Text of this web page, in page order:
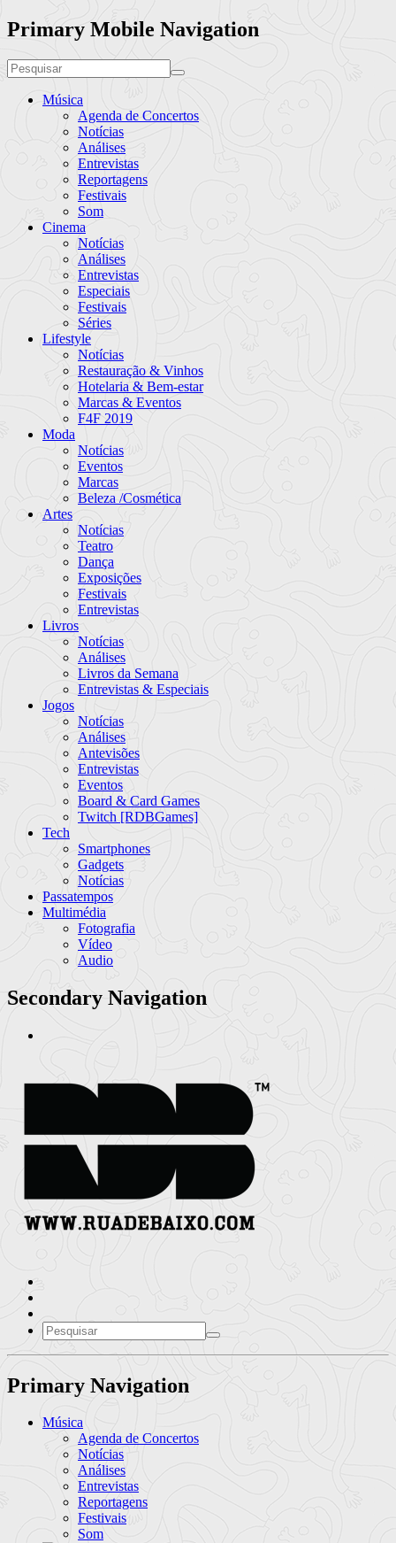
Primary Mobile Navigation
Música
Agenda de Concertos
Notícias
Análises
Entrevistas
Reportagens
Festivais
Som
Cinema
Notícias
Análises
Entrevistas
Especiais
Festivais
Séries
Lifestyle
Notícias
Restauração & Vinhos
Hotelaria & Bem-estar
Marcas & Eventos
F4F 2019
Moda
Notícias
Eventos
Marcas
Beleza /Cosmética
Artes
Notícias
Teatro
Dança
Exposições
Festivais
Entrevistas
Livros
Notícias
Análises
Livros da Semana
Entrevistas & Especiais
Jogos
Notícias
Análises
Antevisões
Entrevistas
Eventos
Board & Card Games
Twitch [RDBGames]
Tech
Smartphones
Gadgets
Notícias
Passatempos
Multimédia
Fotografia
Vídeo
Audio
Secondary Navigation
Primary Navigation
Música
Agenda de Concertos
Notícias
Análises
Entrevistas
Reportagens
Festivais
Som